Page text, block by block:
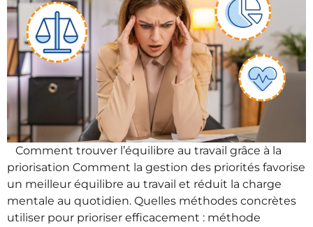
Comment trouver l’équilibre au travail grâce à la
priorisation Comment la gestion des priorités favorise
un meilleur équilibre au travail et réduit la charge
mentale au quotidien. Quelles méthodes concrètes
utiliser pour prioriser efficacement : méthode